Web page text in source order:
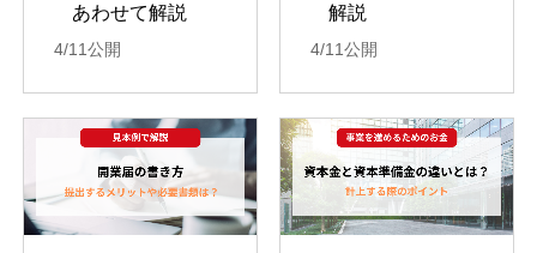
あわせて解説
4/11公開
解説
4/11公開